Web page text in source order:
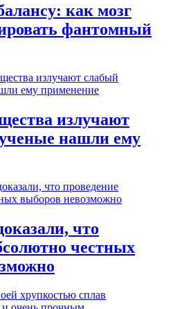
как мозг
фантомный
излучают
нашли ему
что
честных